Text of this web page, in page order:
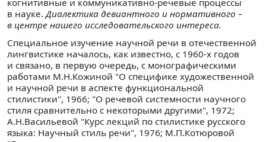
в науке. Диалектика девиантного и нормативного –
в центре нашего исследовательского интереса.
Специальное изучение научной речи в отечественной
лингвистике началось, как известно, с 1960-х годов
и связано, в первую очередь, с монографическими
работами М.Н.Кожиной "О специфике художественной
и научной речи в аспекте функциональной
стилистики", 1966; "О речевой системности научного
стиля сравнительно с некоторыми другими", 1972;
А.Н.Васильевой "Курс лекций по стилистике русского
языка: Научный стиль речи", 1976; М.П.Котюровой